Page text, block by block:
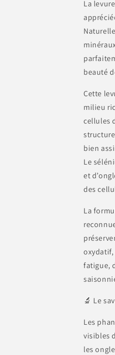
La
beauté
Cette
milieu
cellules
bien
Le
et
des
La
fatigue,
🔬 Le
Les
visibles
les